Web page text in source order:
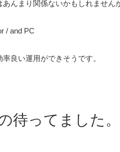
あんまり関係ないかもしれません
/ and PC
良い運用ができそうです。
待ってました。